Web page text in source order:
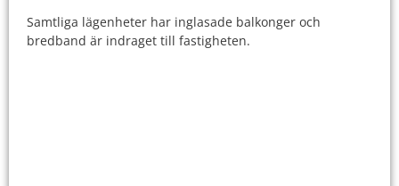
Samtliga lägenheter har inglasade balkonger och
bredband är indraget till fastigheten.